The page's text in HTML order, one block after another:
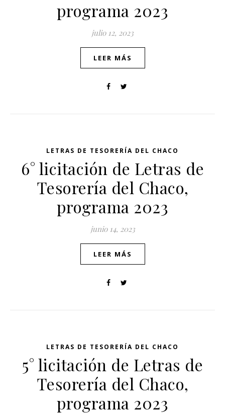
programa 2023
julio 12, 2023
LEER MÁS
LETRAS DE TESORERÍA DEL CHACO
6° licitación de Letras de
Tesorería del Chaco,
programa 2023
junio 14, 2023
LEER MÁS
LETRAS DE TESORERÍA DEL CHACO
5° licitación de Letras de
Tesorería del Chaco,
programa 2023